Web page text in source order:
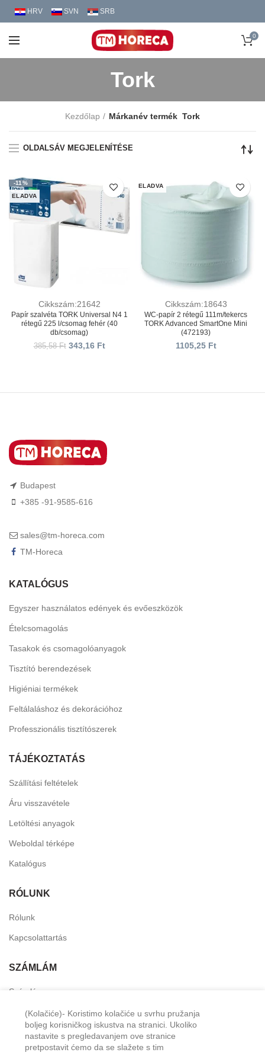
HRV SVN SRB
0
Tork
Kezdőlap Márkanév termék Tork
OLDALSÁV MEGJELENÍTÉSE
-11%
ELADVA
Cikkszám:21642
Papír szalvéta TORK Universal N4 1
rétegű 225 l/csomag fehér (40
db/csomag)
385,58Ft 343,16 Ft
ELADVA
Cikkszám:18643
WC-papír 2 rétegű 111m/tekercs
TORK Advanced SmartOne Mini
(472193)
1105,25 Ft
Budapest
+385 -91-9585-616
sales@tm-horeca.com
TM-Horeca
KATALÓGUS
Egyszer használatos edények és evőeszközök
Ételcsomagolás
Tasakok és csomagolóanyagok
Tisztító berendezések
Higiéniai termékek
Feltálaláshoz és dekorációhoz
Professzionális tisztítószerek
TÁJÉKOZTATÁS
Szállítási feltételek
Áru visszavétele
Letöltési anyagok
Weboldal térképe
Katalógus
RÓLUNK
Rólunk
Kapcsolattartás
SZÁMLÁM
Számlám
Személyes fiók
Kívánság lista
(Kolačiće)- Koristimo kolačiće u svrhu pružanja
boljeg korisničkog iskustva na stranici. Ukoliko
nastavite s pregledavanjem ove stranice
pretpostavit ćemo da se slažete s tim